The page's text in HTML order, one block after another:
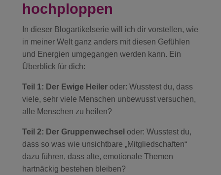
hochploppen
In dieser Blogartikelserie will ich dir vorstellen, wie
in meiner Welt ganz anders mit diesen Gefühlen
und Energien umgegangen werden kann. Ein
Überblick für dich:
Teil 1: Der Ewige Heileroder: Wusstest du, dass
viele, sehr viele Menschen unbewusst versuchen,
alle Menschen zu heilen?
Teil 2: Der Gruppenwechsel oder: Wusstest du,
dass so was wie unsichtbare „Mitgliedschaften“
dazu führen, dass alte, emotionale Themen
hartnäckig bestehen bleiben?